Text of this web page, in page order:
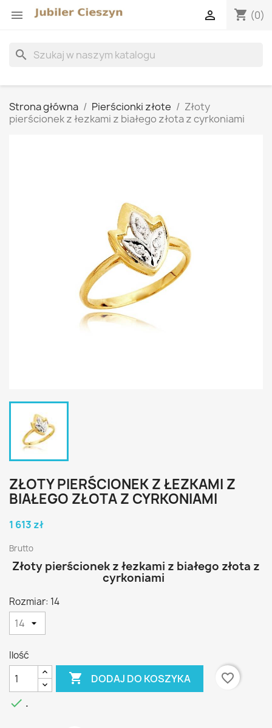
 shopping_cart (0)

search
Strona główna Pierścionki złote
Złoty
pierścionek z łezkami z białego złota z cyrkoniami
ZŁOTY PIERŚCIONEK Z ŁEZKAMI Z
BIAŁEGO ZŁOTA Z CYRKONIAMI
1 613 zł
Brutto
Złoty pierścionek z łezkami z białego złota z
cyrkoniami
Rozmiar: 14
Ilość
 DODAJ DO KOSZYKA
favorite_border
 .